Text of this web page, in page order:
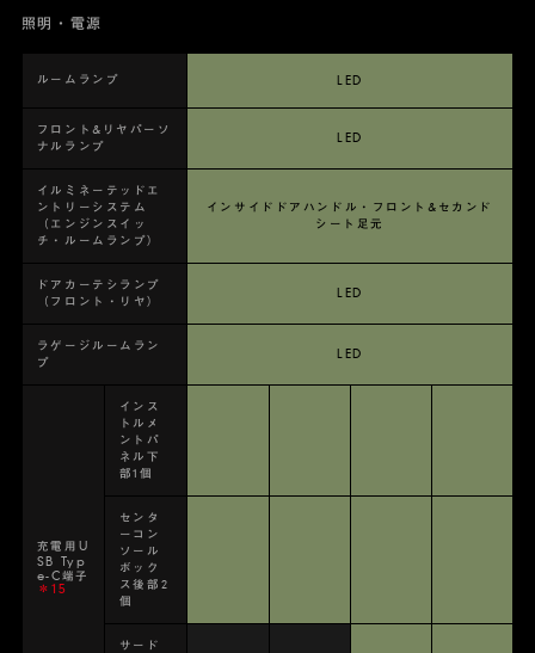
照明・電源
ルームランプ LED
フロント&リヤパーソ
ナルランプ
LED
イルミネーテッドエ
ントリーシステム
（エンジンスイッ
チ・ルームランプ）
インサイドドアハンドル・フロント&セカンド
シート足元
ドアカーテシランプ
（フロント・リヤ）
LED
ラゲージルームラン
プ
LED
充電用U
SB Typ
e-C端子
＊15
インス
トルメ
ントパ
ネル下
部1個
センタ
ーコン
ソール
ボック
ス後部2
個
サード